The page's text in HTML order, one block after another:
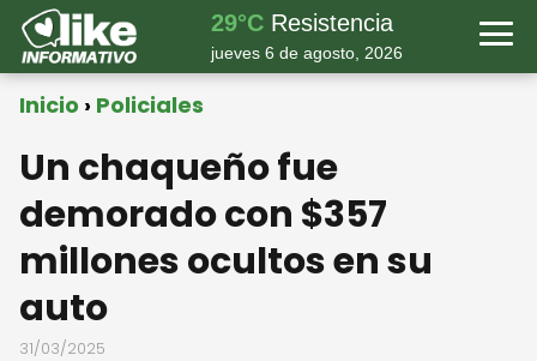
29°C Resistencia
jueves 6 de agosto, 2026
Inicio Policiales
Un chaqueño fue
demorado con $357
millones ocultos en su
auto
31/03/2025